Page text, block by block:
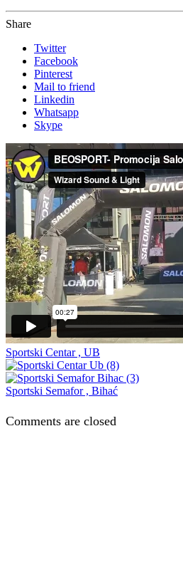
Share
Twitter
Facebook
Pinterest
Mail to friend
Linkedin
Whatsapp
Skype
Sportski Centar , UB
Sportski Semafor , Bihać
Comments are closed